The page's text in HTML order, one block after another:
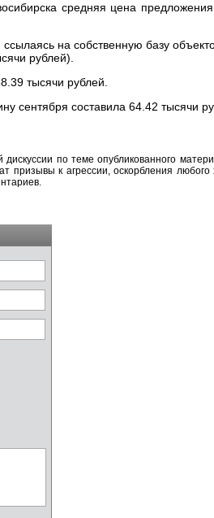
средняя цена
ссылаясь на собственную базу
рублей).
тысячи рублей.
сентября составила 64.42 тысячи
по теме опубликованного
к агрессии, оскорбления любого